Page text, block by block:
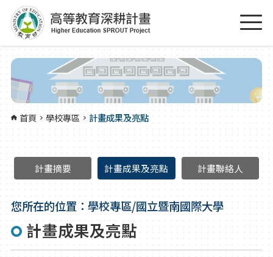
跳到主要內容區塊
首頁 學校專區 計畫成果及亮點
計畫摘要 計畫成果及亮點 計畫聯絡人
您所在的位置：學校專區/國立暨南國際大學
計畫成果及亮點